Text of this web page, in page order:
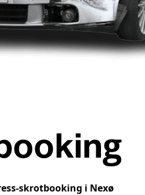
skrotbooking i Nexø